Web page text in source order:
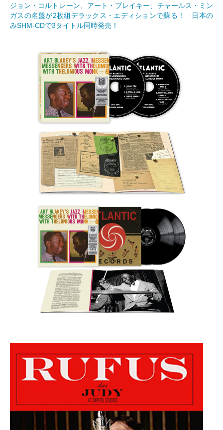
ジョン・コルトレーン、アート・ブレイキー、チャールス・ミン
ガスの名盤が2枚組デラックス・エディションで蘇る！ 日本の
みSHM-CDで3タイトル同時発売！